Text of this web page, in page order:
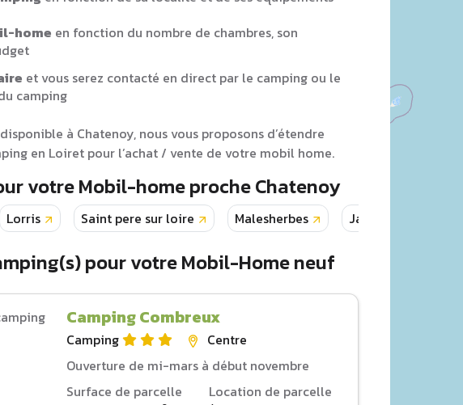
home en fonction du nombre de chambres, son
et vous serez contacté en direct par le camping ou le
camping
à Chatenoy, nous vous proposons d’étendre
en Loiret pour l’achat / vente de votre mobil home.
votre Mobil-home proche Chatenoy
Lorris Saint pere sur loire Malesherbes Jargeau
pour votre Mobil-Home neuf
Camping Combreux
Camping
Centre
Ouverture de mi-mars à début novembre
Surface de parcelle
Location de parcelle